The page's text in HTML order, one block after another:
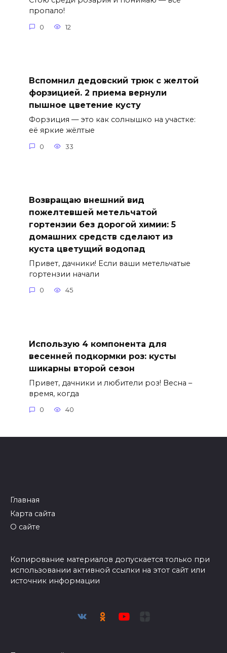
пропало!
0 12
Вспомнил дедовский трюк с желтой
форзицией. 2 приема вернули
пышное цветение кусту
Форзиция — это как солнышко на участке:
её яркие жёлтые
0 33
Возвращаю внешний вид
пожелтевшей метельчатой
гортензии без дорогой химии: 5
домашних средств сделают из
куста цветущий водопад
Привет, дачники! Если ваши метельчатые
гортензии начали
0 45
Использую 4 компонента для
весенней подкормки роз: кусты
шикарны второй сезон
Привет, дачники и любители роз! Весна –
время, когда
0 40
Главная
Карта сайта
О сайте
Копирование материалов допускается только при
использовании активной ссылки на этот сайт или
источник информации